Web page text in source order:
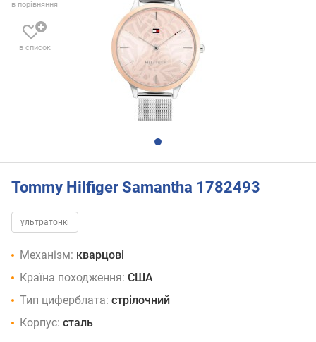
в порівняння
в список
Tommy Hilfiger Samantha 1782493
ультратонкі
Механізм: кварцові
Країна походження: США
Тип циферблата: стрілочний
Корпус: сталь